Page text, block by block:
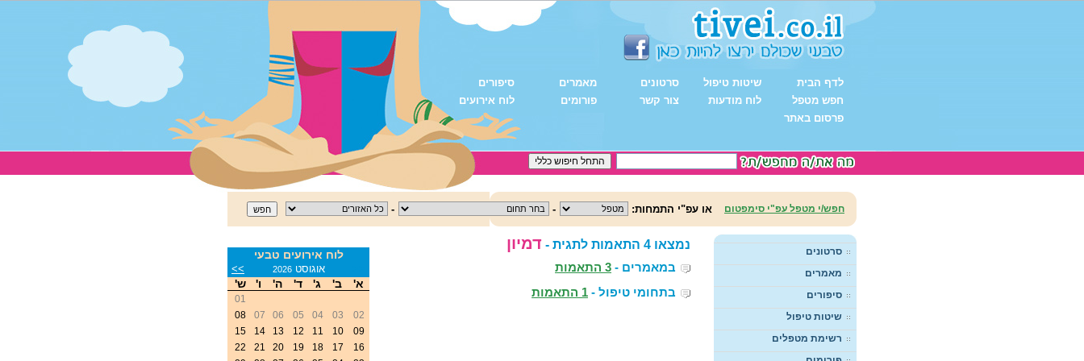
לדף הבית שיטות טיפול סרטונים מאמרים
סיפורים
חפש מטפל
לוח מודעות צור קשר פורומים
לוח אירועים
פרסום באתר
חפש/י מטפל עפ"י סימפטום או עפ"י התמחות: -
-
סרטונים
מאמרים
סיפורים
שיטות טיפול
רשימת מטפלים
נמצאו 4 התאמות לתגית - דמיון
במאמרים - 3 התאמות
בתחומי טיפול - 1 התאמות
לוח אירועים טבעי
אוגוסט2026
>>
א' ב' ג' ד' ה' ו' ש'
01
02
03
04
05
06
07
08
09
10
11
12
13
14
15
16
17
18
19
20
21
22